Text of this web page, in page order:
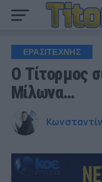
ΕΡΑΣΙΤΕΧΝΗΣ
Ο Τίτορμος
Μίλωνα…